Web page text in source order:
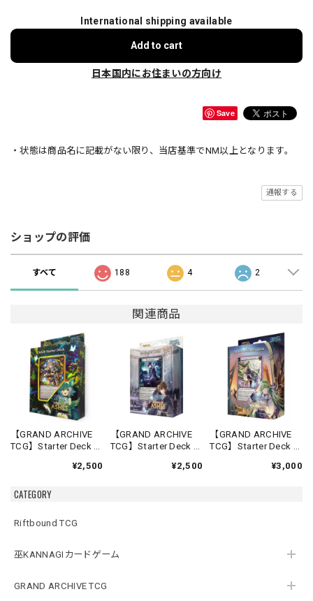
CATEGORY
Riftbound TCG
巫KANNAGIカードゲーム
GRAND ARCHIVE TCG
International shipping available
Add to cart
日本国内にお住まいの方向け
Save
・状態は商品名に記載がない限り、当店基準でNM以上となります。
通報する
ショップの評価
すべて 188 4 2
関連商品
【GRAND ARCHIVE
TCG】Starter Deck -
Ashes】《英語版》
¥2,500
【GRAND ARCHIVE
TCG】Starter Deck -
Ashes】《英語版》
¥2,500
【GRAND ARCHIVE
TCG】Starter Deck -
Ashes】《英語版》
¥3,000